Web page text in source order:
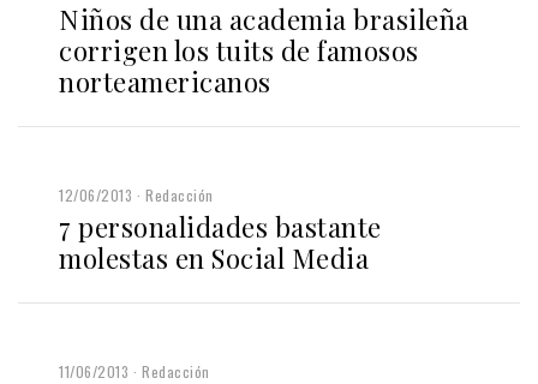
Niños de una academia brasileña
corrigen los tuits de famosos
norteamericanos
12/06/2013 Redacción
7 personalidades bastante
molestas en Social Media
11/06/2013 Redacción